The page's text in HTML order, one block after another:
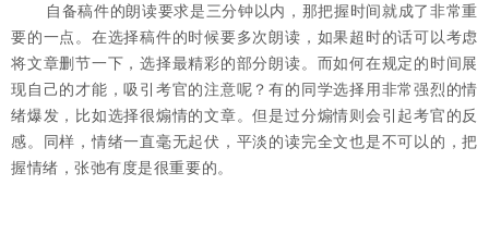
自备稿件的朗读要求是三分钟以内，那把握时间就成了非常重
要的一点。在选择稿件的时候要多次朗读，如果超时的话可以考虑
将文章删节一下，选择最精彩的部分朗读。而如何在规定的时间展
现自己的才能，吸引考官的注意呢？有的同学选择用非常强烈的情
绪爆发，比如选择很煽情的文章。但是过分煽情则会引起考官的反
感。同样，情绪一直毫无起伏，平淡的读完全文也是不可以的，把
握情绪，张弛有度是很重要的。